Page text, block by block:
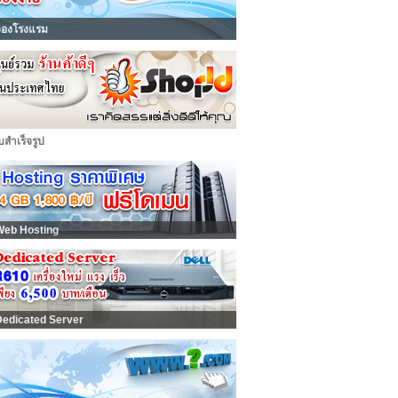
งโรงแรม
สำเร็จรูป
Hosting
Server